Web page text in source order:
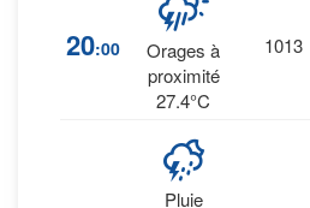
20:00
Orages à
proximité
27.4°C
1013
Pluie